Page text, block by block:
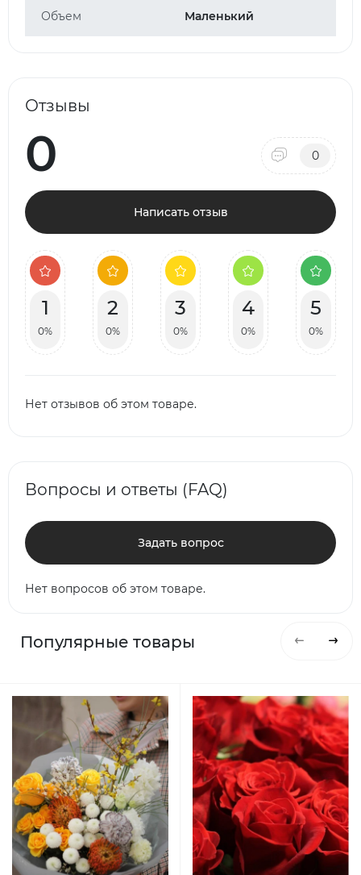
Объем Маленький
Отзывы
0 0
Написать отзыв
1
0%
2
0%
3
0%
4
0%
5
0%
Нет отзывов об этом товаре.
Вопросы и ответы (FAQ)
Задать вопрос
Нет вопросов об этом товаре.
Популярные товары